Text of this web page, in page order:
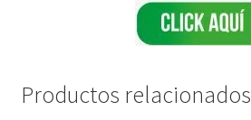
Productos relacionados